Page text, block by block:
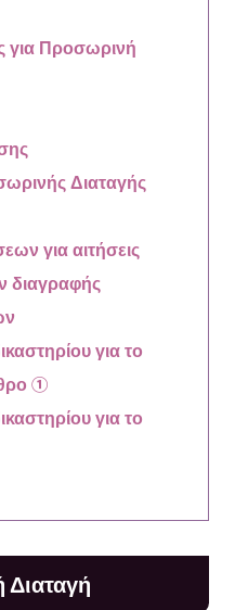
για Προσωρινή
Διαταγής
για αιτήσεις
διαγραφής
για το
①
για το
Διαταγή